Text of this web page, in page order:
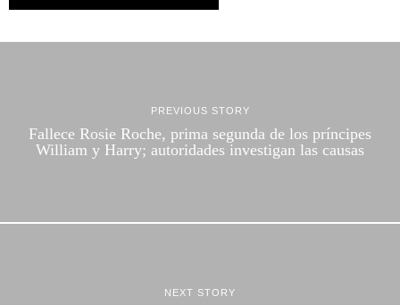
PREVIOUS STORY
Fallece Rosie Roche, prima segunda de los príncipes
William y Harry; autoridades investigan las causas
NEXT STORY